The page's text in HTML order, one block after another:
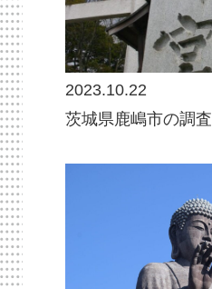
2023.10.22
茨城県鹿嶋市の調査